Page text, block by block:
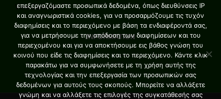
View Calendar
INFORMATION
επεξεργαζόμαστε προσωπικά δεδομένα, όπως διευθύνσεις IP
και αναγνωριστικά cookies, για να προσαρμόζουμε τις τυχόν
διαφημίσεις και το περιεχόμενο με βάση τα ενδιαφέροντά σας,
για να μετρήσουμε την απόδοση των διαφημίσεων και του
περιεχομένου και για να αποκτήσουμε εις βάθος γνώση του
κοινού που είδε τις διαφημίσεις και το περιεχόμενο. Κάντε κλικ
παρακάτω για να συμφωνήσετε με τη χρήση αυτής της
τεχνολογίας και την επεξεργασία των προσωπικών σας
δεδομένων για αυτούς τους σκοπούς. Μπορείτε να αλλάξετε
γνώμη και να αλλάξετε τις επιλογές της συγκατάθεσής σας